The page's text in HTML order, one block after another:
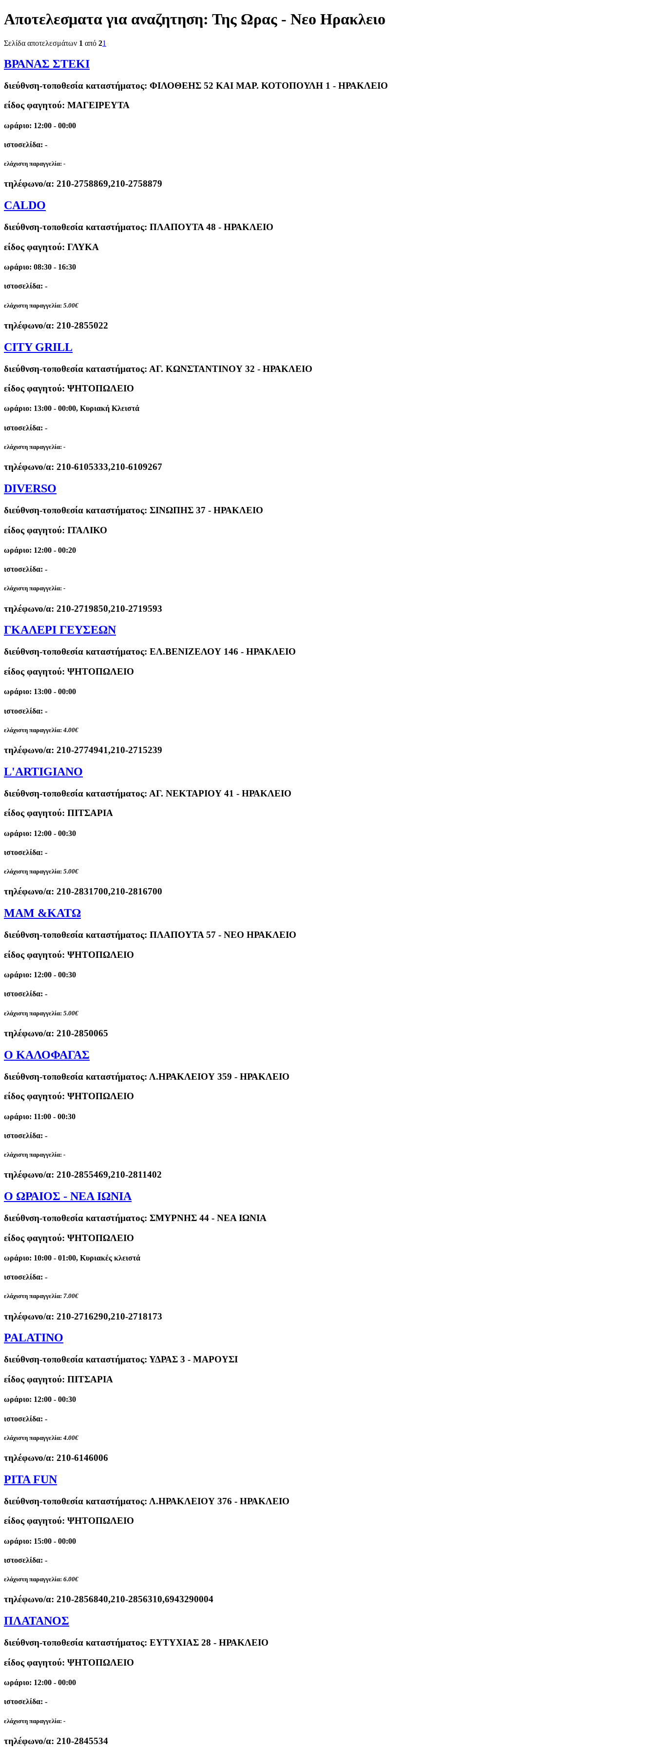
Αποτελεσματα για αναζητηση: Της Ωρας - Νεο Ηρακλειο
Σελίδα αποτελεσμάτων 1 από 21
ΒΡΑΝΑΣ ΣΤΕΚΙ
διεύθνση-τοποθεσία καταστήματος: ΦΙΛΟΘΕΗΣ 52 ΚΑΙ ΜΑΡ. ΚΟΤΟΠΟΥΛΗ 1 - ΗΡΑΚΛΕΙΟ
είδος φαγητού: ΜΑΓΕΙΡΕΥΤΑ
ωράριο: 12:00 - 00:00
ιστοσελίδα: -
ελάχιστη παραγγελία: -
τηλέφωνο/α: 210-2758869,210-2758879
CALDO
διεύθνση-τοποθεσία καταστήματος: ΠΛΑΠΟΥΤΑ 48 - ΗΡΑΚΛΕΙΟ
είδος φαγητού: ΓΛΥΚΑ
ωράριο: 08:30 - 16:30
ιστοσελίδα: -
ελάχιστη παραγγελία: 5.00€
τηλέφωνο/α: 210-2855022
CITY GRILL
διεύθνση-τοποθεσία καταστήματος: ΑΓ. ΚΩΝΣΤΑΝΤΙΝΟΥ 32 - ΗΡΑΚΛΕΙΟ
είδος φαγητού: ΨΗΤΟΠΩΛΕΙΟ
ωράριο: 13:00 - 00:00, Κυριακή Κλειστά
ιστοσελίδα: -
ελάχιστη παραγγελία: -
τηλέφωνο/α: 210-6105333,210-6109267
DIVERSO
διεύθνση-τοποθεσία καταστήματος: ΣΙΝΩΠΗΣ 37 - ΗΡΑΚΛΕΙΟ
είδος φαγητού: ΙΤΑΛΙΚΟ
ωράριο: 12:00 - 00:20
ιστοσελίδα: -
ελάχιστη παραγγελία: -
τηλέφωνο/α: 210-2719850,210-2719593
ΓΚΑΛΕΡΙ ΓΕΥΣΕΩΝ
διεύθνση-τοποθεσία καταστήματος: ΕΛ.ΒΕΝΙΖΕΛΟΥ 146 - ΗΡΑΚΛΕΙΟ
είδος φαγητού: ΨΗΤΟΠΩΛΕΙΟ
ωράριο: 13:00 - 00:00
ιστοσελίδα: -
ελάχιστη παραγγελία: 4.00€
τηλέφωνο/α: 210-2774941,210-2715239
L'ARTIGIANO
διεύθνση-τοποθεσία καταστήματος: ΑΓ. ΝΕΚΤΑΡΙΟΥ 41 - ΗΡΑΚΛΕΙΟ
είδος φαγητού: ΠΙΤΣΑΡΙΑ
ωράριο: 12:00 - 00:30
ιστοσελίδα: -
ελάχιστη παραγγελία: 5.00€
τηλέφωνο/α: 210-2831700,210-2816700
ΜΑΜ &ΚΑΤΩ
διεύθνση-τοποθεσία καταστήματος: ΠΛΑΠΟΥΤΑ 57 - ΝΕΟ ΗΡΑΚΛΕΙΟ
είδος φαγητού: ΨΗΤΟΠΩΛΕΙΟ
ωράριο: 12:00 - 00:30
ιστοσελίδα: -
ελάχιστη παραγγελία: 5.00€
τηλέφωνο/α: 210-2850065
Ο ΚΑΛΟΦΑΓΑΣ
διεύθνση-τοποθεσία καταστήματος: Λ.ΗΡΑΚΛΕΙΟΥ 359 - ΗΡΑΚΛΕΙΟ
είδος φαγητού: ΨΗΤΟΠΩΛΕΙΟ
ωράριο: 11:00 - 00:30
ιστοσελίδα: -
ελάχιστη παραγγελία: -
τηλέφωνο/α: 210-2855469,210-2811402
Ο ΩΡΑΙΟΣ - ΝΕΑ ΙΩΝΙΑ
διεύθνση-τοποθεσία καταστήματος: ΣΜΥΡΝΗΣ 44 - ΝΕΑ ΙΩΝΙΑ
είδος φαγητού: ΨΗΤΟΠΩΛΕΙΟ
ωράριο: 10:00 - 01:00, Κυριακές κλειστά
ιστοσελίδα: -
ελάχιστη παραγγελία: 7.00€
τηλέφωνο/α: 210-2716290,210-2718173
PALATINO
διεύθνση-τοποθεσία καταστήματος: ΥΔΡΑΣ 3 - ΜΑΡΟΥΣΙ
είδος φαγητού: ΠΙΤΣΑΡΙΑ
ωράριο: 12:00 - 00:30
ιστοσελίδα: -
ελάχιστη παραγγελία: 4.00€
τηλέφωνο/α: 210-6146006
PITA FUN
διεύθνση-τοποθεσία καταστήματος: Λ.ΗΡΑΚΛΕΙΟΥ 376 - ΗΡΑΚΛΕΙΟ
είδος φαγητού: ΨΗΤΟΠΩΛΕΙΟ
ωράριο: 15:00 - 00:00
ιστοσελίδα: -
ελάχιστη παραγγελία: 6.00€
τηλέφωνο/α: 210-2856840,210-2856310,6943290004
ΠΛΑΤΑΝΟΣ
διεύθνση-τοποθεσία καταστήματος: ΕΥΤΥΧΙΑΣ 28 - ΗΡΑΚΛΕΙΟ
είδος φαγητού: ΨΗΤΟΠΩΛΕΙΟ
ωράριο: 12:00 - 00:00
ιστοσελίδα: -
ελάχιστη παραγγελία: -
τηλέφωνο/α: 210-2845534